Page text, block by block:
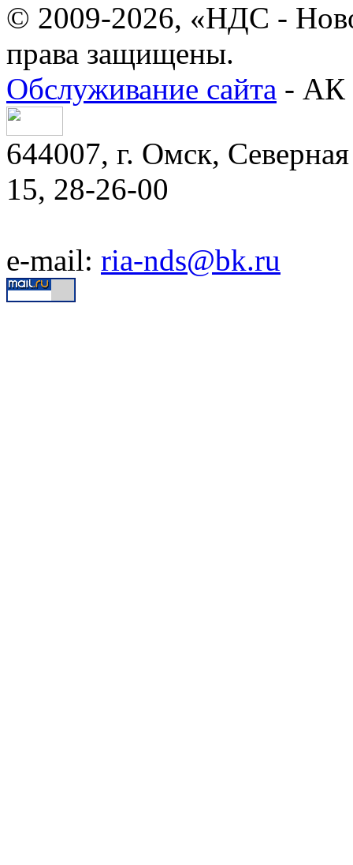
© 2009-2026, «НДС -
права защищены.
Обслуживание сайта - АК
644007, г. Омск,
15, 28-26-00
e-mail: ria-nds@bk.ru